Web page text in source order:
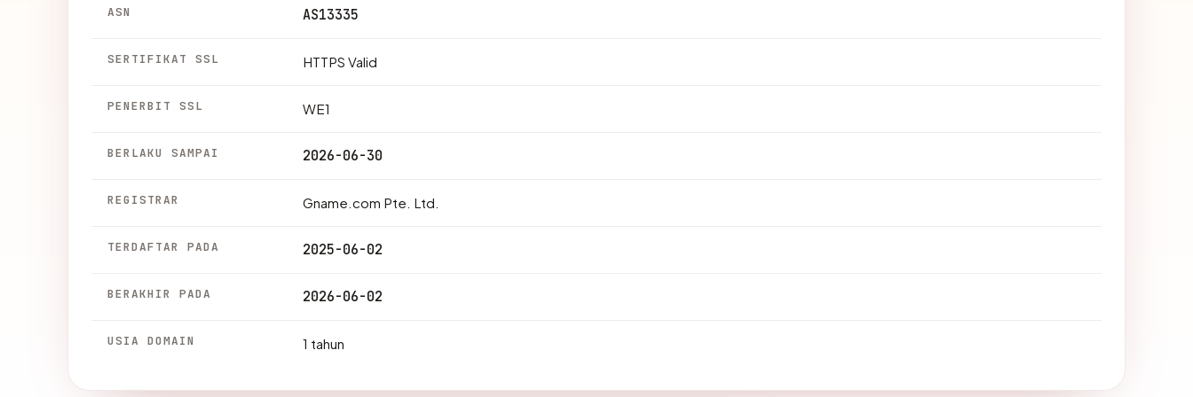
ASN AS13335
SERTIFIKAT SSL HTTPS Valid
PENERBIT SSL WE1
BERLAKU SAMPAI 2026-06-30
REGISTRAR Gname.com Pte. Ltd.
TERDAFTAR PADA 2025-06-02
BERAKHIR PADA 2026-06-02
USIA DOMAIN 1 tahun